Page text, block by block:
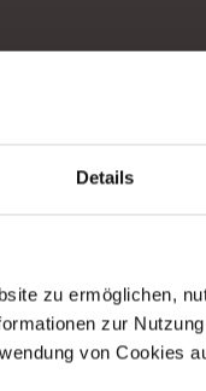
Details
zu ermöglichen,
zur
von Cookies